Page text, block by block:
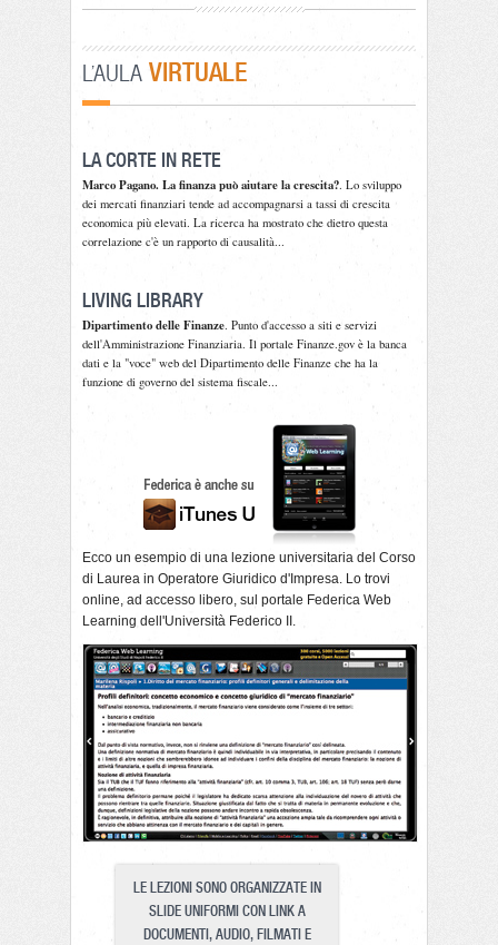
L'AULA VIRTUALE
LA CORTE IN RETE
Marco Pagano. La finanza può aiutare la crescita?. Lo sviluppo
dei mercati finanziari tende ad accompagnarsi a tassi di crescita
economica più elevati. La ricerca ha mostrato che dietro questa
correlazione c'è un rapporto di causalità...
LIVING LIBRARY
Dipartimento delle Finanze. Punto d'accesso a siti e servizi
dell'Amministrazione Finanziaria. Il portale Finanze.gov è la banca
dati e la "voce" web del Dipartimento delle Finanze che ha la
funzione di governo del sistema fiscale...
Ecco un esempio di una lezione universitaria del Corso
di Laurea in Operatore Giuridico d'Impresa. Lo trovi
online, ad accesso libero, sul portale Federica Web
Learning dell'Università Federico II.
LE LEZIONI SONO ORGANIZZATE IN
SLIDE UNIFORMI CON LINK A
DOCUMENTI, AUDIO, FILMATI E